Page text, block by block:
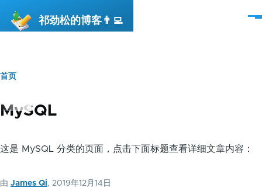
祁劲松的博客👨‍💻
菜
面
包
首页
MySQL
这是 MySQL 分类的页面，点击下面标题查看详细文章内容：
由 James Qi, 2019年12月14日